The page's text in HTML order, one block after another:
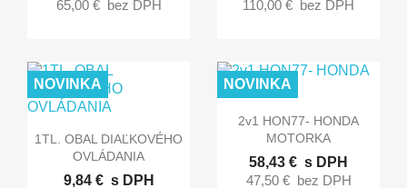
65,00 € bez DPH
110,00 € bez DPH
 Rýchly náhľad
1TL. OBAL DIAĽKOVÉHO
OVLÁDANIA
9,84 € s DPH
NOVINKA
 Rýchly náhľad
2v1 HON77- HONDA
MOTORKA
58,43 € s DPH
47,50 € bez DPH
NOVINKA